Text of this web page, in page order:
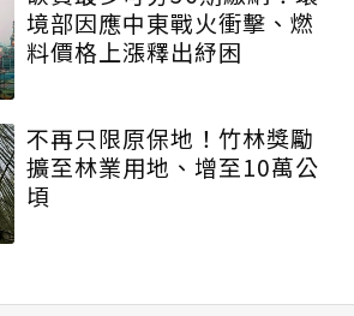
境部因應中東戰火衝擊、燃
料價格上漲釋出紓困
不再只限原保地！竹林獎勵
擴至林業用地、增至10萬公
頃